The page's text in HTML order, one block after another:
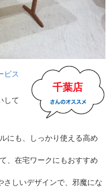
千葉店
ビス
して
にも、しっかり使える高め
、在宅ワークにもおすすめ
さしいデザインで、邪魔にな